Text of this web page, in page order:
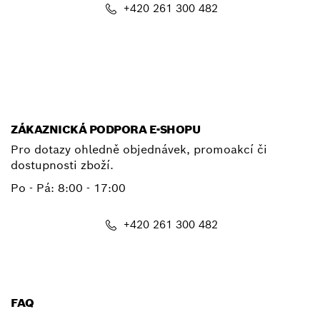
+420 261 300 482
ZÁKAZNICKÁ PODPORA E-SHOPU
Pro dotazy ohledně objednávek, promoakcí či
dostupnosti zboží.
Po - Pá: 8:00 - 17:00
+420 261 300 482
FAQ